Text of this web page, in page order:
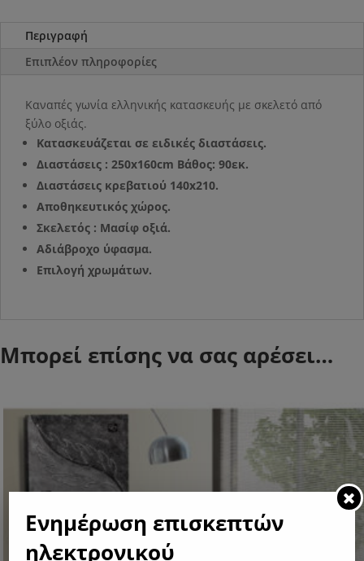
Περιγραφή
Επιπλέον πληροφορίες
Καναπές γωνία ελληνικής κατασκευής με σκελετό από
ξύλο οξιάς.
Κατασκευάζεται σε ειδικές διαστάσεις.
Διαστάσεις : 250x160cm Βάθος: 90εκ.
Διαστάσεις κρεβατιού 140x210.
Αποθηκευτικός χώρος.
Σκελετός : Μασίφ οξιά.
Αδιάβροχο ύφασμα.
Επιλογή χρωμάτων.
Μπορεί επίσης να σας αρέσει…
Ενημέρωση επισκεπτών
ηλεκτρονικού